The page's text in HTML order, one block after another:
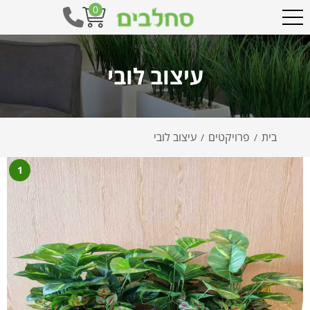
0
עיצוב לובי
בית / פרויקטים / עיצוב לובי
1